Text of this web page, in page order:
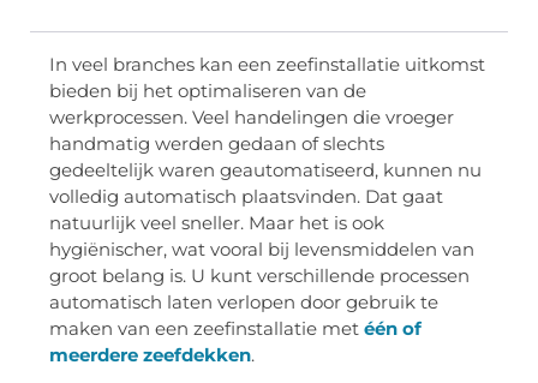
In veel branches kan een zeefinstallatie uitkomst
bieden bij het optimaliseren van de
werkprocessen. Veel handelingen die vroeger
handmatig werden gedaan of slechts
gedeeltelijk waren geautomatiseerd, kunnen nu
volledig automatisch plaatsvinden. Dat gaat
natuurlijk veel sneller. Maar het is ook
hygiënischer, wat vooral bij levensmiddelen van
groot belang is. U kunt verschillende processen
automatisch laten verlopen door gebruik te
maken van een zeefinstallatie met één of
meerdere zeefdekken.